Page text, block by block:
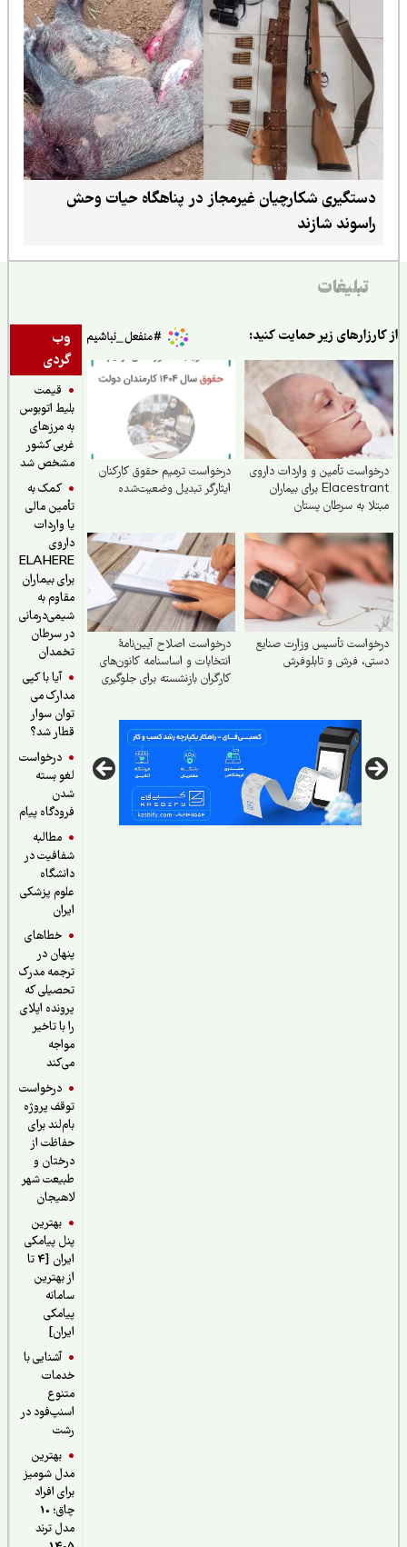
دستگیری شکارچیان غیرمجاز در پناهگاه حیات وحش
راسوند شازند
تبلیغات
وب
گردی
قیمت
بلیط اتوبوس
به مرزهای
غربی کشور
مشخص شد
کمک به
تأمین مالی
یا واردات
داروی
ELAHERE
برای بیماران
مقاوم به
شیمی‌درمانی
در سرطان
تخمدان
آیا با کپی
مدارک می
توان سوار
قطار شد؟
درخواست
لغو بسته
فرودگاه پیام
مطالبه
شفافیت در
دانشگاه
علوم پزشکی
خطاهای
پنهان در
ترجمه مدرک
تحصیلی که
پرونده اپلای
را با تاخیر
درخواست
توقف پروژه
بام‌لند برای
حفاظت از
درختان و
طبیعت شهر
لاهیجان
بهترین
پنل پیامکی
ایران [4 تا
از بهترین
سامانه
پیامکی
آشنایی با
خدمات
اسنپ‌فود در
بهترین
مدل شومیز
برای افراد
چاق؛ 10
مدل ترند
زیر حمایت کنید:
تأمین و واردات داروی
Elacestrant برای بیماران
به سرطان پستان
درخواست ترمیم حقوق کارکنان
ایثارگر تبدیل وضعیت‌شده
تأسیس وزارت صنایع
فرش و تابلوفرش
درخواست اصلاح آیین‌نامهٔ
انتخابات و اساسنامه کانون‌های
کارگران بازنشسته برای جلوگیری